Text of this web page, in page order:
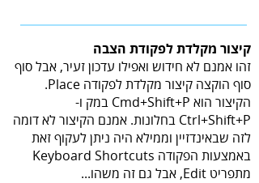
קיצור מקלדת לפקודת הצבה
זהו אמנם לא חידוש ואפילו עדכון זעיר, אבל סוף
סוף הוקצה קיצור מקלדת לפקודה Place.
הקיצור הוא Cmd+Shift+P במק ו-
Ctrl+Shift+P בחלונות. אמנם הקיצור לא דומה
לזה שבאינדזיין וממילא היה ניתן לעקוף זאת
באמצעות הפקודה Keyboard Shortcuts
מתפריט Edit, אבל גם זה משהו...